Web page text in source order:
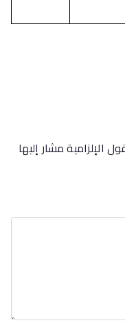
الإلزامية مشار إليها